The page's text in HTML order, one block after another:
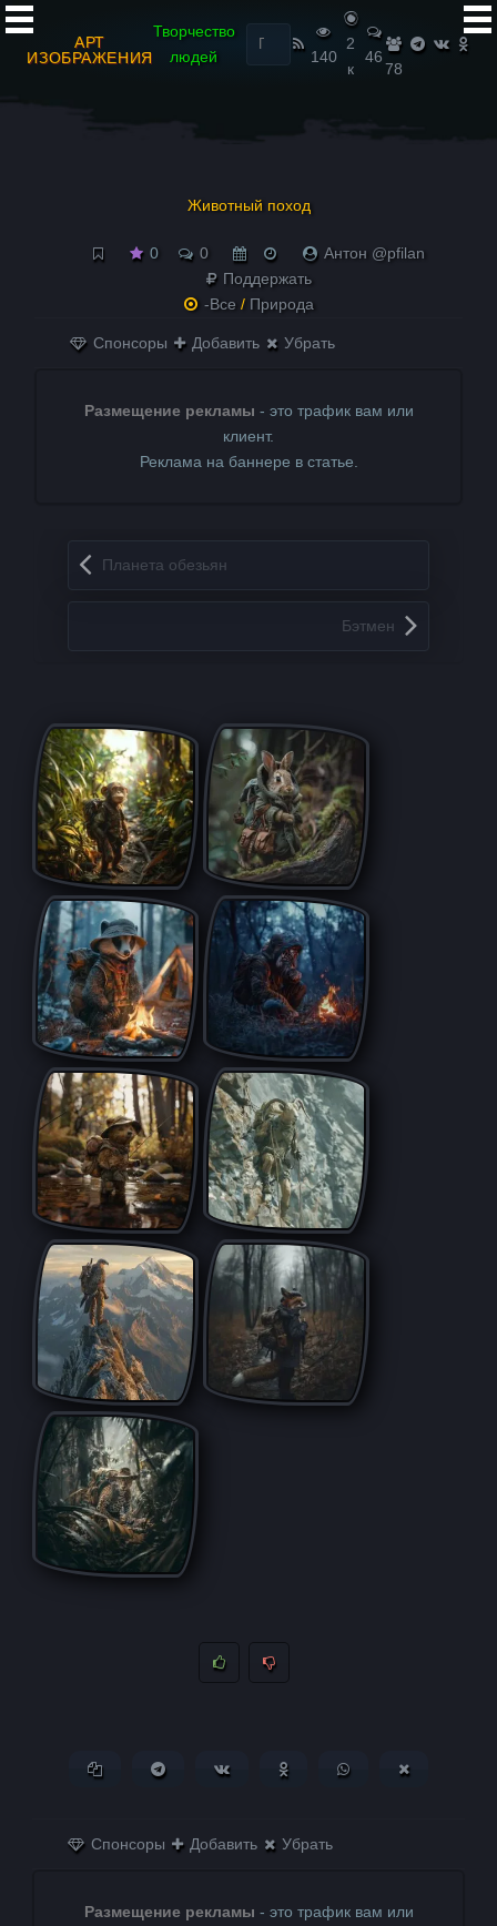
АРТ
ИЗОБРАЖЕНИЯ
Творчество
людей
Найти:
140
2
к
46
78
Животный поход
0 0
Антон @pfilan
Поддержать
-Все / Природа
Спонсоры Добавить Убрать
Размещение рекламы - это трафик вам или
клиент.
Реклама на баннере в статье.
Запись навигация
Планета обезьян
Бэтмен
Копировать ссылкуПоделиться в Telegram
Поделиться ВКонтактеПоделиться в
Поделиться в
Спонсоры Добавить Убрать
Размещение рекламы - это трафик вам или